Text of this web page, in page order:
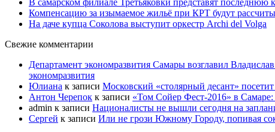
Компенсацию за изымаемое жильё при КРТ будут
На даче купца Соколова выступит оркестр Archi del Volga
Свежие комментарии
Департамент экономразвития Самары возглавил
экономразвития
Юлиана к записи Московский «столярный десант»
Антон Черепок к записи «Том Сойер Фест-2016» в Самаре:
admin к записи Националисты не вышли сегодня на
Сергей к записи Или не грози Южному Городу, попивая